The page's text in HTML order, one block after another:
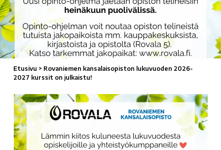
Etusivu > Rovaniemen kansalaisopiston lukuvuoden 2026-
2027 kurssit on julkaistu!